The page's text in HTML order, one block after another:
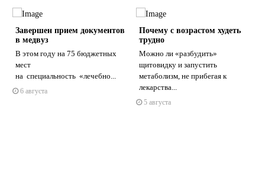
Завершен прием документов
в медвуз
В этом году на 75 бюджетных
мест
на специальность «лечебно...
6 августа
Почему с возрастом худеть
трудно
Можно ли «разбудить»
щитовидку и запустить
метаболизм, не прибегая к
лекарства...
5 августа